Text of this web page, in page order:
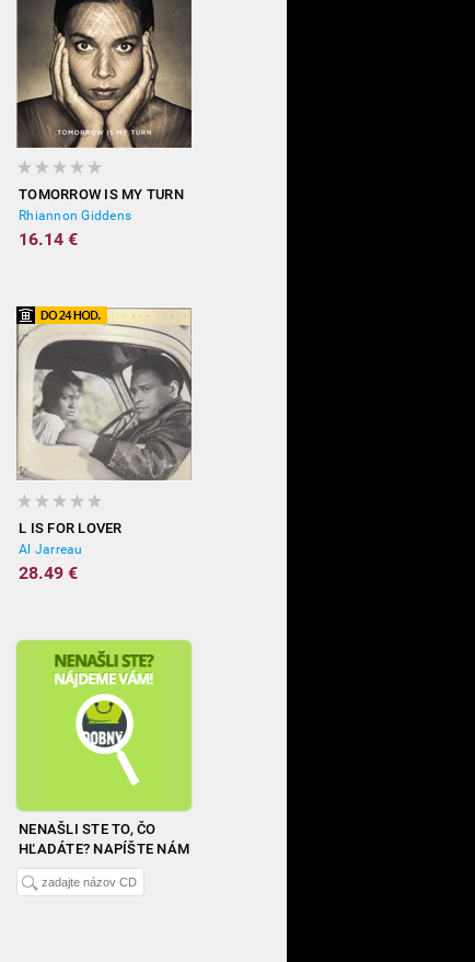
TOMORROW IS MY TURN
Rhiannon Giddens
16.14 €
L IS FOR LOVER
Al Jarreau
28.49 €
NENAŠLI STE TO, ČO
HĽADÁTE? NAPÍŠTE NÁM